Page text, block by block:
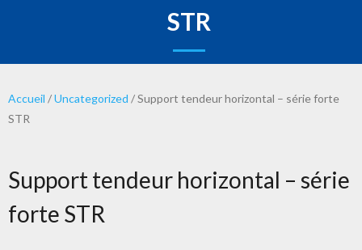
Contact
STR
Accueil /Uncategorized / Support tendeur horizontal – série forte
STR
Support tendeur horizontal – série
forte STR